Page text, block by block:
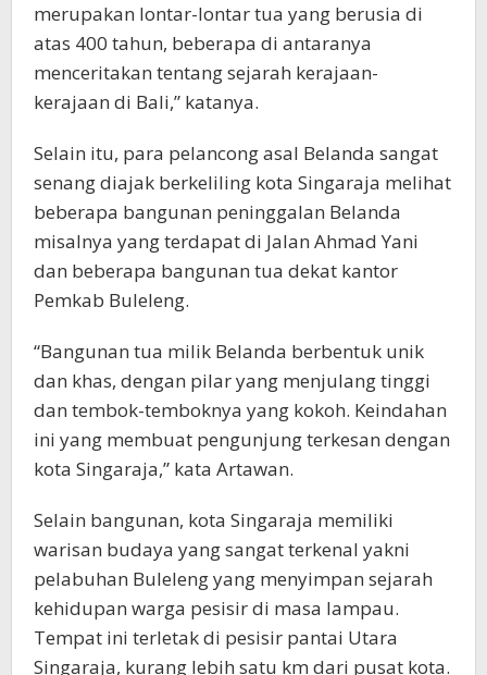
merupakan lontar-lontar tua yang berusia di
atas 400 tahun, beberapa di antaranya
menceritakan tentang sejarah kerajaan-
kerajaan di Bali,” katanya.
Selain itu, para pelancong asal Belanda sangat
senang diajak berkeliling kota Singaraja melihat
beberapa bangunan peninggalan Belanda
misalnya yang terdapat di Jalan Ahmad Yani
dan beberapa bangunan tua dekat kantor
Pemkab Buleleng.
“Bangunan tua milik Belanda berbentuk unik
dan khas, dengan pilar yang menjulang tinggi
dan tembok-temboknya yang kokoh. Keindahan
ini yang membuat pengunjung terkesan dengan
kota Singaraja,” kata Artawan.
Selain bangunan, kota Singaraja memiliki
warisan budaya yang sangat terkenal yakni
pelabuhan Buleleng yang menyimpan sejarah
kehidupan warga pesisir di masa lampau.
Tempat ini terletak di pesisir pantai Utara
Singaraja, kurang lebih satu km dari pusat kota.